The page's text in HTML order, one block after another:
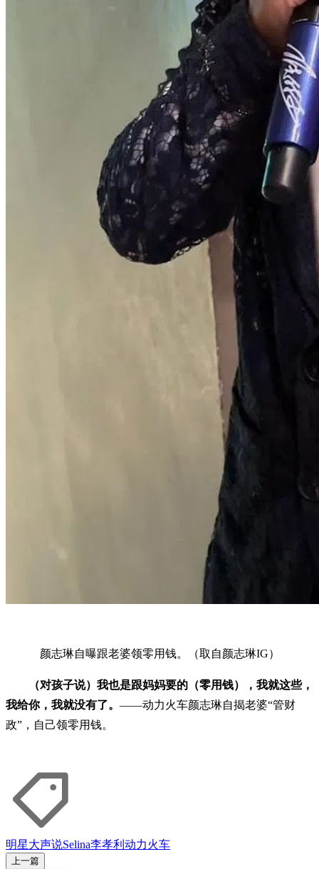
颜志琳自曝跟老婆领零用钱。（取自颜志琳IG）
（对孩子说）我也是跟妈妈要的（零用钱），我就这些，
我给你，我就没有了。 ——动力火车颜志琳自揭老婆“管财
政”，自己领零用钱。
明星大声说Selina李孝利 动力火车
上一篇